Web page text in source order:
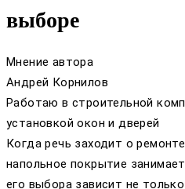
выборе
Мнение автора
Андрей Корнилов
Работаю в строительной
установкой окон и дверей
Когда речь заходит о
напольное покрытие
его выбора зависит не